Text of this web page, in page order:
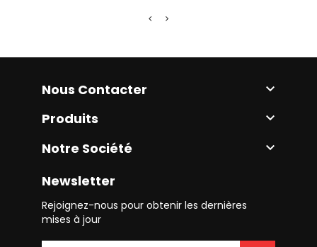
Nous Contacter 
Produits 
Notre Société 
Newsletter
Rejoignez-nous pour obtenir les dernières
mises à jour